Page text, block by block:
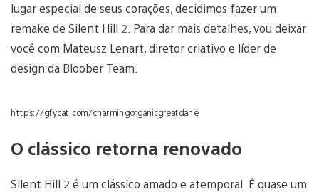
lugar especial de seus corações, decidimos fazer um
remake de Silent Hill 2. Para dar mais detalhes, vou deixar
você com Mateusz Lenart, diretor criativo e líder de
design da Bloober Team.
https://gfycat.com/charmingorganicgreatdane
O clássico retorna renovado
Silent Hill 2 é um clássico amado e atemporal. É quase um